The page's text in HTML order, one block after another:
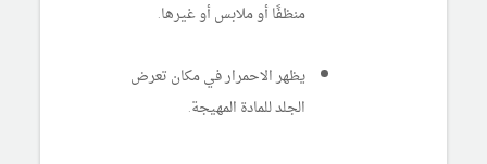
منظفًا أو ملابس أو غيرها.
يظهر الاحمرار في مكان تعرض
الجلد للمادة المهيجة.